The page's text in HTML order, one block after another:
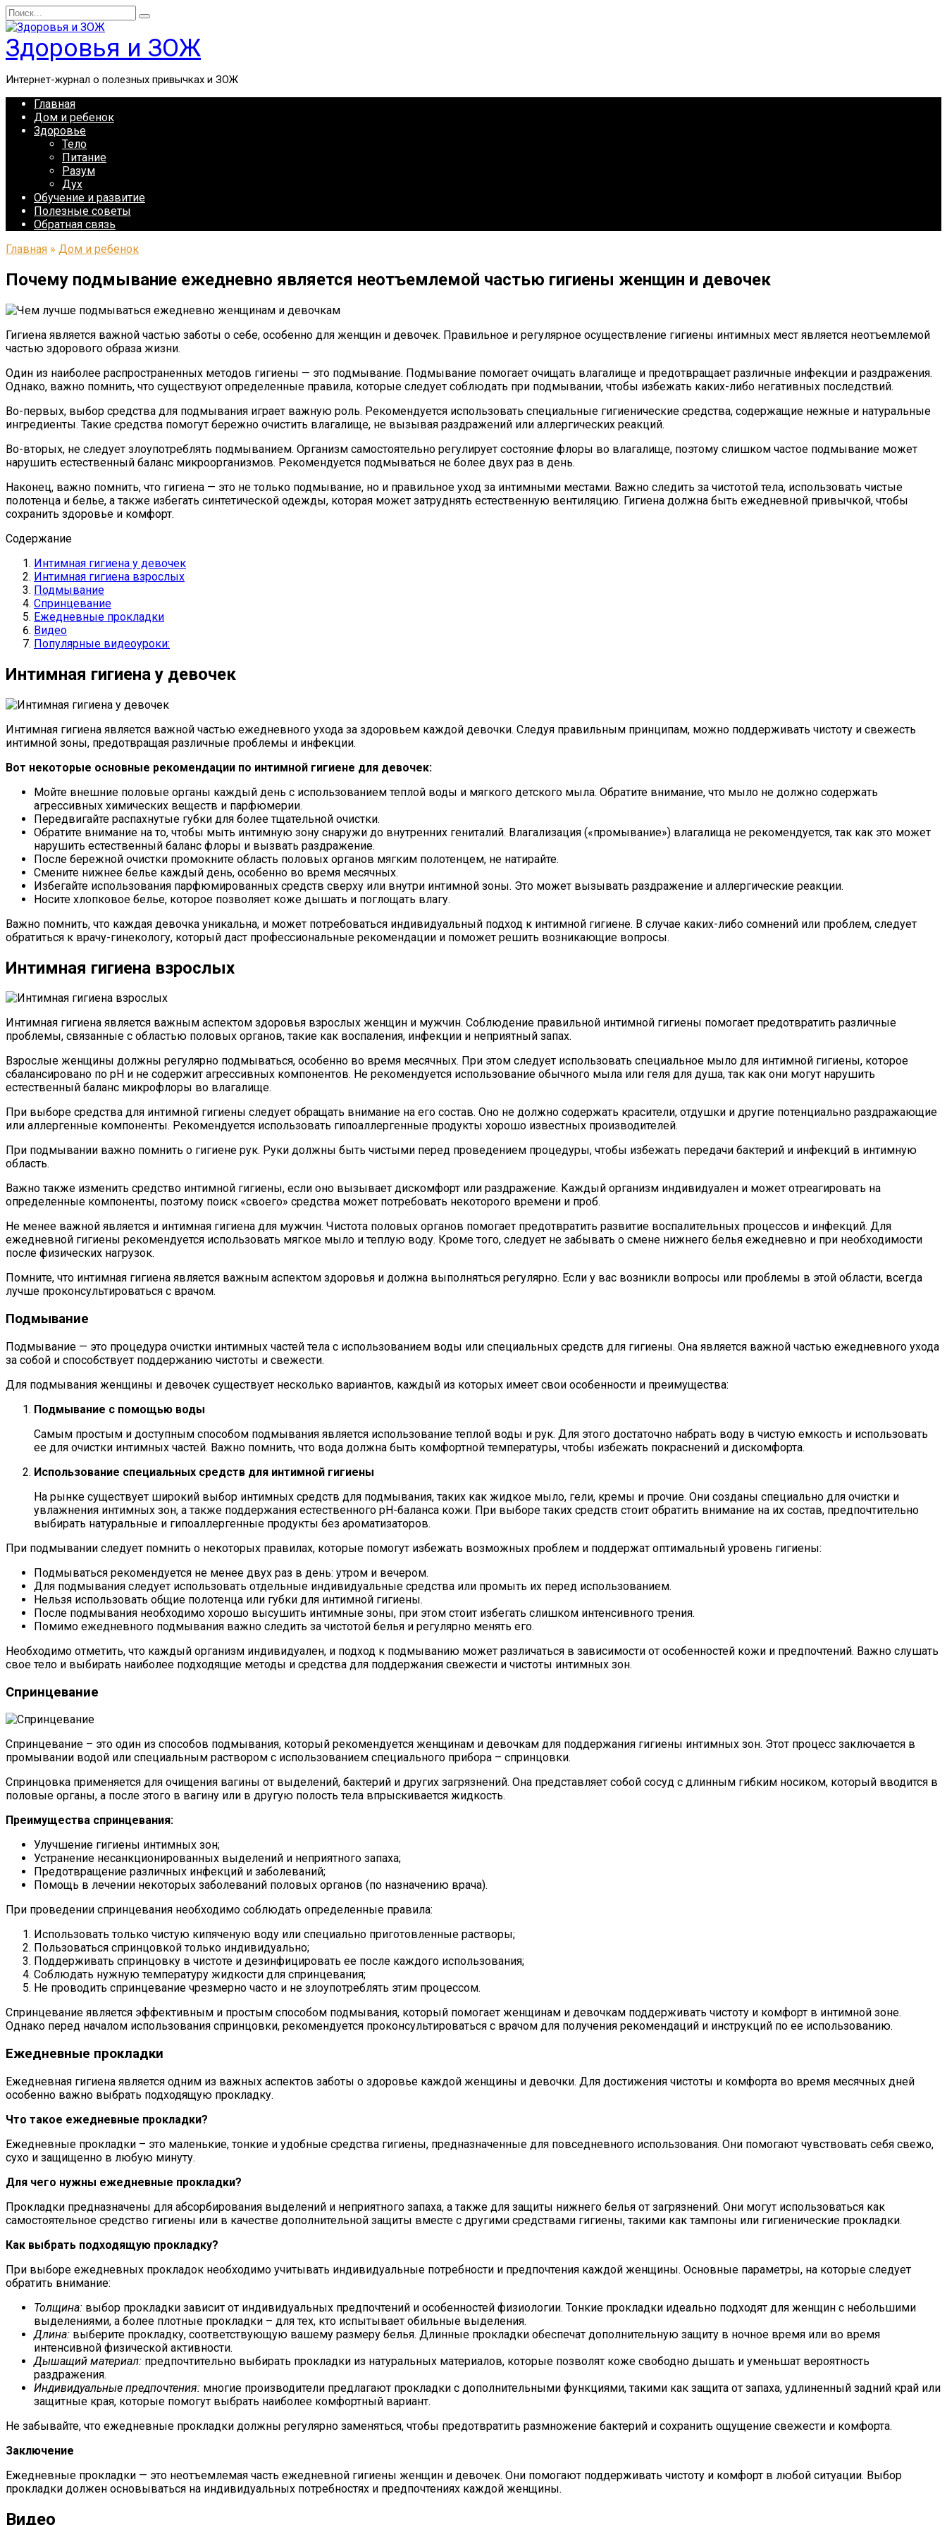
Перейти
к
содержанию
Search
for:
Здоровья и ЗОЖ
Интернет-журнал о полезных привычках и ЗОЖ
Главная
Дом и ребенок
Здоровье
Тело
Питание
Разум
Дух
Обучение и развитие
Полезные советы
Обратная связь
Главная » Дом и ребенок
Почему подмывание ежедневно является неотъемлемой частью гигиены женщин и девочек
Гигиена является важной частью заботы о себе, особенно для женщин и девочек. Правильное и регулярное осуществление гигиены интимных мест является неотъемлемой
частью здорового образа жизни.
Один из наиболее распространенных методов гигиены — это подмывание. Подмывание помогает очищать влагалище и предотвращает различные инфекции и раздражения.
Однако, важно помнить, что существуют определенные правила, которые следует соблюдать при подмывании, чтобы избежать каких-либо негативных последствий.
Во-первых, выбор средства для подмывания играет важную роль. Рекомендуется использовать специальные гигиенические средства, содержащие нежные и натуральные
ингредиенты. Такие средства помогут бережно очистить влагалище, не вызывая раздражений или аллергических реакций.
Во-вторых, не следует злоупотреблять подмыванием. Организм самостоятельно регулирует состояние флоры во влагалище, поэтому слишком частое подмывание может
нарушить естественный баланс микроорганизмов. Рекомендуется подмываться не более двух раз в день.
Наконец, важно помнить, что гигиена — это не только подмывание, но и правильное уход за интимными местами. Важно следить за чистотой тела, использовать чистые
полотенца и белье, а также избегать синтетической одежды, которая может затруднять естественную вентиляцию. Гигиена должна быть ежедневной привычкой, чтобы
сохранить здоровье и комфорт.
Содержание
Интимная гигиена у девочек
Интимная гигиена взрослых
Подмывание
Спринцевание
Ежедневные прокладки
Видео
Популярные видеоуроки:
Интимная гигиена у девочек
Интимная гигиена является важной частью ежедневного ухода за здоровьем каждой девочки. Следуя правильным принципам, можно поддерживать чистоту и свежесть
интимной зоны, предотвращая различные проблемы и инфекции.
Вот некоторые основные рекомендации по интимной гигиене для девочек:
Мойте внешние половые органы каждый день с использованием теплой воды и мягкого детского мыла. Обратите внимание, что мыло не должно содержать
агрессивных химических веществ и парфюмерии.
Передвигайте распахнутые губки для более тщательной очистки.
Обратите внимание на то, чтобы мыть интимную зону снаружи до внутренних гениталий. Влагализация («промывание») влагалища не рекомендуется, так как это может
нарушить естественный баланс флоры и вызвать раздражение.
После бережной очистки промокните область половых органов мягким полотенцем, не натирайте.
Смените нижнее белье каждый день, особенно во время месячных.
Избегайте использования парфюмированных средств сверху или внутри интимной зоны. Это может вызывать раздражение и аллергические реакции.
Носите хлопковое белье, которое позволяет коже дышать и поглощать влагу.
Важно помнить, что каждая девочка уникальна, и может потребоваться индивидуальный подход к интимной гигиене. В случае каких-либо сомнений или проблем, следует
обратиться к врачу-гинекологу, который даст профессиональные рекомендации и поможет решить возникающие вопросы.
Интимная гигиена взрослых
Интимная гигиена является важным аспектом здоровья взрослых женщин и мужчин. Соблюдение правильной интимной гигиены помогает предотвратить различные
проблемы, связанные с областью половых органов, такие как воспаления, инфекции и неприятный запах.
Взрослые женщины должны регулярно подмываться, особенно во время месячных. При этом следует использовать специальное мыло для интимной гигиены, которое
сбалансировано по pH и не содержит агрессивных компонентов. Не рекомендуется использование обычного мыла или геля для душа, так как они могут нарушить
естественный баланс микрофлоры во влагалище.
При выборе средства для интимной гигиены следует обращать внимание на его состав. Оно не должно содержать красители, отдушки и другие потенциально раздражающие
или аллергенные компоненты. Рекомендуется использовать гипоаллергенные продукты хорошо известных производителей.
При подмывании важно помнить о гигиене рук. Руки должны быть чистыми перед проведением процедуры, чтобы избежать передачи бактерий и инфекций в интимную
область.
Важно также изменить средство интимной гигиены, если оно вызывает дискомфорт или раздражение. Каждый организм индивидуален и может отреагировать на
определенные компоненты, поэтому поиск «своего» средства может потребовать некоторого времени и проб.
Не менее важной является и интимная гигиена для мужчин. Чистота половых органов помогает предотвратить развитие воспалительных процессов и инфекций. Для
ежедневной гигиены рекомендуется использовать мягкое мыло и теплую воду. Кроме того, следует не забывать о смене нижнего белья ежедневно и при необходимости
после физических нагрузок.
Помните, что интимная гигиена является важным аспектом здоровья и должна выполняться регулярно. Если у вас возникли вопросы или проблемы в этой области, всегда
лучше проконсультироваться с врачом.
Подмывание
Подмывание — это процедура очистки интимных частей тела с использованием воды или специальных средств для гигиены. Она является важной частью ежедневного ухода
за собой и способствует поддержанию чистоты и свежести.
Для подмывания женщины и девочек существует несколько вариантов, каждый из которых имеет свои особенности и преимущества:
Подмывание с помощью воды
Самым простым и доступным способом подмывания является использование теплой воды и рук. Для этого достаточно набрать воду в чистую емкость и использовать
ее для очистки интимных частей. Важно помнить, что вода должна быть комфортной температуры, чтобы избежать покраснений и дискомфорта.
Использование специальных средств для интимной гигиены
На рынке существует широкий выбор интимных средств для подмывания, таких как жидкое мыло, гели, кремы и прочие. Они созданы специально для очистки и
увлажнения интимных зон, а также поддержания естественного рН-баланса кожи. При выборе таких средств стоит обратить внимание на их состав, предпочтительно
выбирать натуральные и гипоаллергенные продукты без ароматизаторов.
При подмывании следует помнить о некоторых правилах, которые помогут избежать возможных проблем и поддержат оптимальный уровень гигиены:
Подмываться рекомендуется не менее двух раз в день: утром и вечером.
Для подмывания следует использовать отдельные индивидуальные средства или промыть их перед использованием.
Нельзя использовать общие полотенца или губки для интимной гигиены.
После подмывания необходимо хорошо высушить интимные зоны, при этом стоит избегать слишком интенсивного трения.
Помимо ежедневного подмывания важно следить за чистотой белья и регулярно менять его.
Необходимо отметить, что каждый организм индивидуален, и подход к подмыванию может различаться в зависимости от особенностей кожи и предпочтений. Важно слушать
свое тело и выбирать наиболее подходящие методы и средства для поддержания свежести и чистоты интимных зон.
Спринцевание
Спринцевание – это один из способов подмывания, который рекомендуется женщинам и девочкам для поддержания гигиены интимных зон. Этот процесс заключается в
промывании водой или специальным раствором с использованием специального прибора – спринцовки.
Спринцовка применяется для очищения вагины от выделений, бактерий и других загрязнений. Она представляет собой сосуд с длинным гибким носиком, который вводится в
половые органы, а после этого в вагину или в другую полость тела впрыскивается жидкость.
Преимущества спринцевания:
Улучшение гигиены интимных зон;
Устранение несанкционированных выделений и неприятного запаха;
Предотвращение различных инфекций и заболеваний;
Помощь в лечении некоторых заболеваний половых органов (по назначению врача).
При проведении спринцевания необходимо соблюдать определенные правила:
Использовать только чистую кипяченую воду или специально приготовленные растворы;
Пользоваться спринцовкой только индивидуально;
Поддерживать спринцовку в чистоте и дезинфицировать ее после каждого использования;
Соблюдать нужную температуру жидкости для спринцевания;
Не проводить спринцевание чрезмерно часто и не злоупотреблять этим процессом.
Спринцевание является эффективным и простым способом подмывания, который помогает женщинам и девочкам поддерживать чистоту и комфорт в интимной зоне.
Однако перед началом использования спринцовки, рекомендуется проконсультироваться с врачом для получения рекомендаций и инструкций по ее использованию.
Ежедневные прокладки
Ежедневная гигиена является одним из важных аспектов заботы о здоровье каждой женщины и девочки. Для достижения чистоты и комфорта во время месячных дней
особенно важно выбрать подходящую прокладку.
Что такое ежедневные прокладки?
Ежедневные прокладки – это маленькие, тонкие и удобные средства гигиены, предназначенные для повседневного использования. Они помогают чувствовать себя свежо,
сухо и защищенно в любую минуту.
Для чего нужны ежедневные прокладки?
Прокладки предназначены для абсорбирования выделений и неприятного запаха, а также для защиты нижнего белья от загрязнений. Они могут использоваться как
самостоятельное средство гигиены или в качестве дополнительной защиты вместе с другими средствами гигиены, такими как тампоны или гигиенические прокладки.
Как выбрать подходящую прокладку?
При выборе ежедневных прокладок необходимо учитывать индивидуальные потребности и предпочтения каждой женщины. Основные параметры, на которые следует
обратить внимание:
Толщина: выбор прокладки зависит от индивидуальных предпочтений и особенностей физиологии. Тонкие прокладки идеально подходят для женщин с небольшими
выделениями, а более плотные прокладки – для тех, кто испытывает обильные выделения.
Длина: выберите прокладку, соответствующую вашему размеру белья. Длинные прокладки обеспечат дополнительную защиту в ночное время или во время
интенсивной физической активности.
Дышащий материал: предпочтительно выбирать прокладки из натуральных материалов, которые позволят коже свободно дышать и уменьшат вероятность
раздражения.
Индивидуальные предпочтения: многие производители предлагают прокладки с дополнительными функциями, такими как защита от запаха, удлиненный задний край или
защитные края, которые помогут выбрать наиболее комфортный вариант.
Не забывайте, что ежедневные прокладки должны регулярно заменяться, чтобы предотвратить размножение бактерий и сохранить ощущение свежести и комфорта.
Заключение
Ежедневные прокладки — это неотъемлемая часть ежедневной гигиены женщин и девочек. Они помогают поддерживать чистоту и комфорт в любой ситуации. Выбор
прокладки должен основываться на индивидуальных потребностях и предпочтениях каждой женщины.
Видео